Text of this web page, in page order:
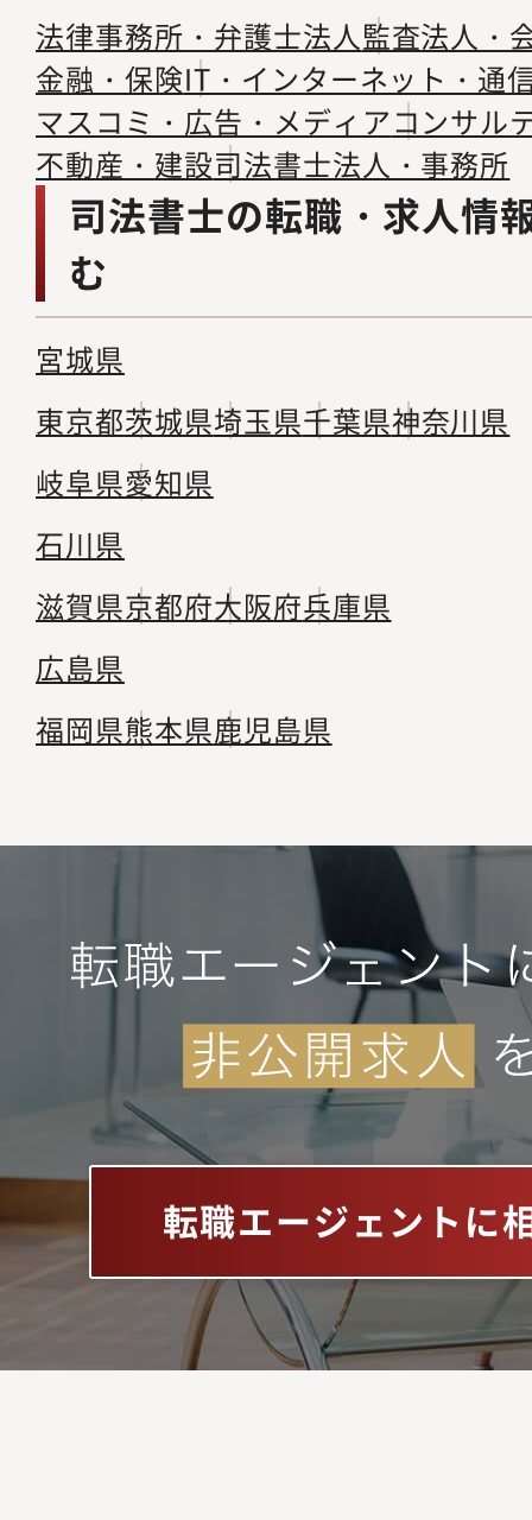
法律事務所・弁護士法人監査法人・
金融・保険IT・インターネット・通
マスコミ・広告・メディアコンサル
不動産・建設司法書士法人・事務所
司法書士の転職・求人情
む
宮城県
東京都茨城県埼玉県千葉県神奈川県
岐阜県愛知県
石川県
滋賀県京都府大阪府兵庫県
広島県
福岡県熊本県鹿児島県
転職エージェントに